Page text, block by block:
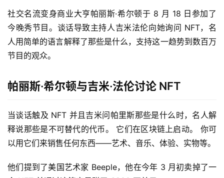
社交名流变身商业大亨帕丽斯·希尔顿于 8 月 18 日参加了
今晚秀节目。谈话导致主持人吉米法伦向她询问 NFT，名
人用简单的语言解释了那些是什么，支持这一趋势到数百万
节目的观众。
帕丽斯·希尔顿与吉米·法伦讨论 NFT
当谈话触及 NFT 并且吉米问帕里斯那些是什么时，名人解
释说那些是不可替代的代币。 它们在区块链上启动。 你可
以用它们来销售任何东西——艺术、音乐、体验、实物等。
他们提到了美国艺术家 Beeple，他在今年 3 月初卖掉了一